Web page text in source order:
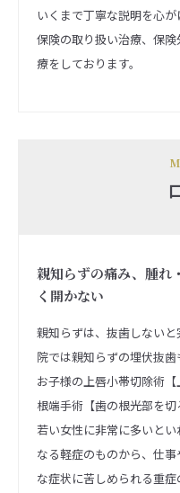
いくまで丁寧な説明を心が
保険の取り扱い治療、保
療をしております。
親知らずの痛み、腫れ
く開かない
親知らずは、抜歯しない
院では親知らずの埋伏抜歯
お子様の上唇小帯切除術
根端手術【歯の根光部を切
若い女性に非常に多いと
なる軽症のものから、仕
な症状に苦しめられる重